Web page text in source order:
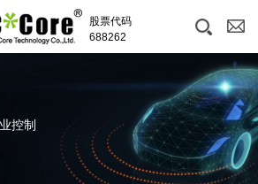
股票代码
688262
控制